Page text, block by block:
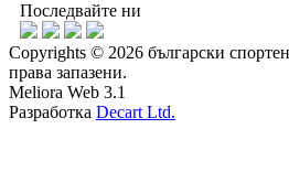
Последвайте ни
Copyrights © 2026 български
права запазени.
Meliora Web 3.1
Разработка Decart Ltd.